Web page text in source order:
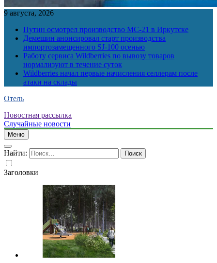
9 августа, 2026
Путин осмотрел производство МС-21 в Иркутске
Демешин анонсировал старт производства
импортозамещенного SJ-100 осенью
Работу сервиса Wildberries по вывозу товаров
нормализуют в течение суток
Wildberries начал первые начисления селлерам после
атаки на склады
Отель
Новостная рассылка
Случайные новости
Меню
Найти:
Заголовки